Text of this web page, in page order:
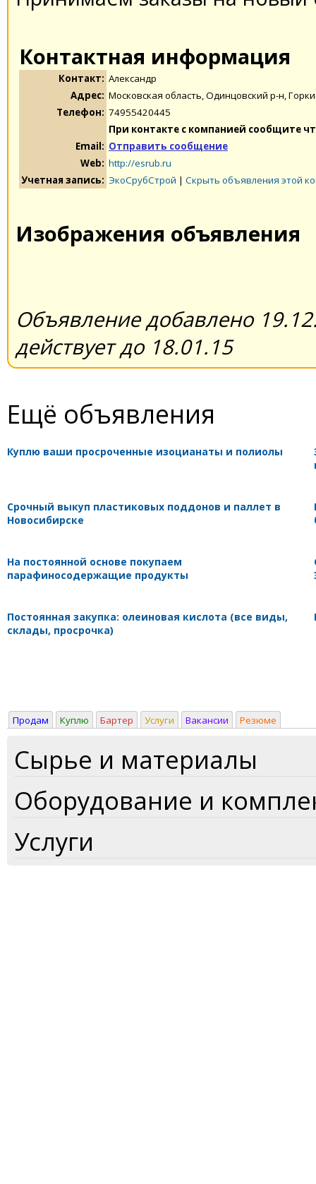
Контактная информация
Контакт: Александр
Адрес: Московская область, Одинцовский р-н,
Телефон: 74955420445
При контакте с компанией сообщите
Email: Отправить сообщение
Web: http://esrub.ru
Учетная запись: ЭкоСрубСтрой | Скрыть объявления этой
Изображения объявления
Объявление добавлено
действует до 18.01.15
Ещё объявления
Куплю ваши просроченные изоцианаты и полиолы
Срочный выкуп пластиковых поддонов и паллет в
Новосибирске
На постоянной основе покупаем
парафиносодержащие продукты
Постоянная закупка: олеиновая кислота (все виды,
склады, просрочка)
Продам Куплю Бартер Услуги Вакансии Резюме
Сырье и материалы
Оборудование и
Услуги